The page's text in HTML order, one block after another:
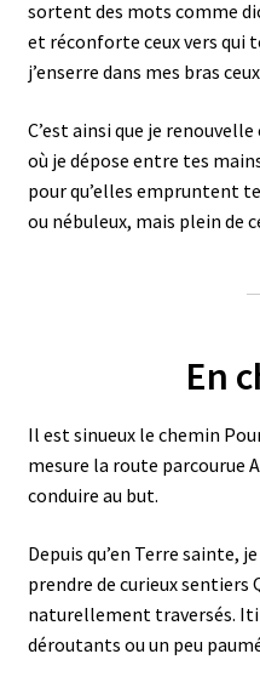
sortent des mots comme
et réconforte ceux vers qui
j’enserre dans mes bras
C’est ainsi que je
où je dépose entre tes
pour qu’elles empruntent
ou nébuleux, mais plein de
En
Il est sinueux le chemin
mesure la route parcourue
conduire au but.
Depuis qu’en Terre sainte,
prendre de curieux sentiers
naturellement traversés.
déroutants ou un peu